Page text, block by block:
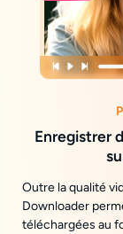
Enregistrer
Outre la qualité
Downloader
téléchargées au